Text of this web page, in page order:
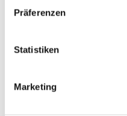
Präferenzen
Statistiken
Marketing
Unternehmensnetzwerk
Berechtigten Pfad